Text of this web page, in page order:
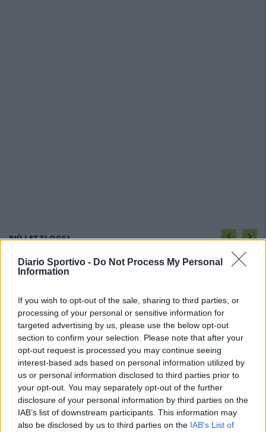
Diario Sportivo - Do Not Process My Personal
Information
If you wish to opt-out of the sale, sharing to third parties, or
processing of your personal or sensitive information for
targeted advertising by us, please use the below opt-out
section to confirm your selection. Please note that after your
opt-out request is processed you may continue seeing
interest-based ads based on personal information utilized by
us or personal information disclosed to third parties prior to
your opt-out. You may separately opt-out of the further
disclosure of your personal information by third parties on the
IAB’s list of downstream participants. This information may
also be disclosed by us to third parties on the IAB’s List of
PIÙ LETTI OGGI
giovani tra i…
7 Ago 2026
Il Selargius rinforza il centrocampo con
Manuel Rinino e Samuele Vacca
6 Ago 2026
Per Carbonia e Olbia si apre lo spiraglio di
ripartire dalla Seconda
7 Ago 2026